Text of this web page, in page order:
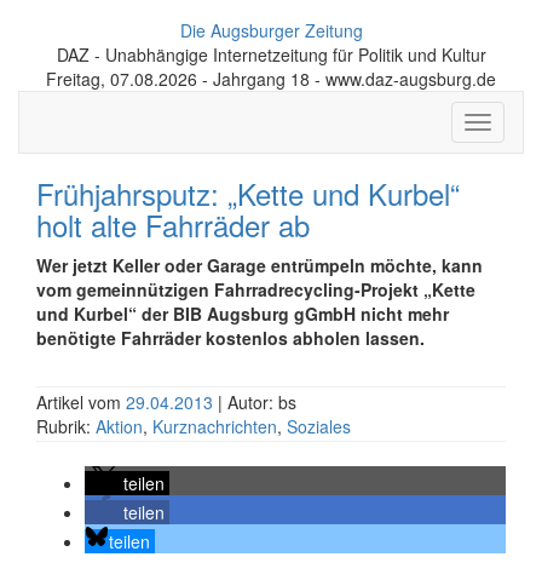
Die Augsburger Zeitung
DAZ - Unabhängige Internetzeitung für Politik und Kultur
Freitag, 07.08.2026 - Jahrgang 18 - www.daz-augsburg.de
Toggle
Frühjahrsputz: „Kette und Kurbel“
holt alte Fahrräder ab
Wer jetzt Keller oder Garage entrümpeln möchte, kann
vom gemeinnützigen Fahrradrecycling-Projekt „Kette
und Kurbel“ der BIB Augsburg gGmbH nicht mehr
benötigte Fahrräder kostenlos abholen lassen.
Artikel vom 29.04.2013 | Autor: bs
Rubrik: Aktion, Kurznachrichten, Soziales
teilen
teilen
teilen